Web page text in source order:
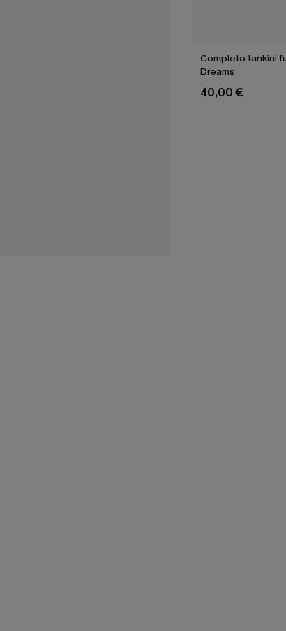
Completo tankini
Dreams
40,00 €